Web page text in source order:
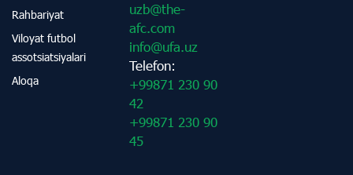
Rahbariyat
Viloyat futbol
assotsiatsiyalari
Aloqa
uzb@the-
afc.com
info@ufa.uz
Telefon:
+99871 230 90
42
+99871 230 90
45